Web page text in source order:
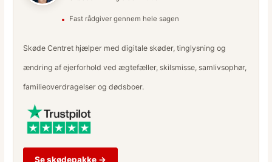
Fast rådgiver gennem hele sagen
Skøde Centret hjælper med digitale skøder, tinglysning og
ændring af ejerforhold ved ægtefæller, skilsmisse, samlivsophør,
familieoverdragelser og dødsboer.
Se skødepakke →